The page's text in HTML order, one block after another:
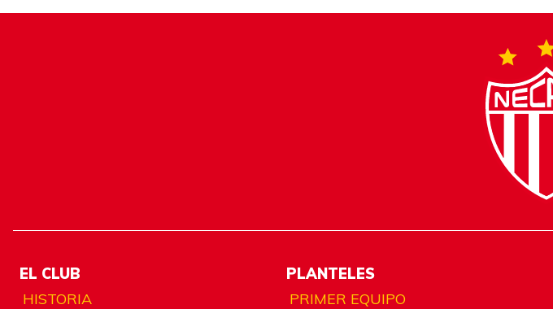
EL CLUB
HISTORIA
PLANTELES
PRIMER EQUIPO